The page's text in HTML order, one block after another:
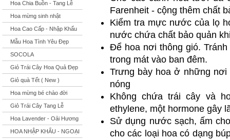
Hoa Chia Buồn - Tang Lễ
Hoa mừng sinh nhật
Hoa Cao Cấp - Nhập Khẩu
Mẫu Hoa Tình Yêu Đẹp
SOCOLA
Giỏ Trái Cây Hoa Quả Đẹp
Giỏ quà Tết ( New )
Hoa mừng bé chào đời
Giỏ Trái Cây Tang Lễ
Hoa Lavender - Oải Hương
HOA NHẬP KHẨU - NGOẠI
Farenheit - cộng thêm chất
Kiểm tra mực nước của lọ
nước chứa chất bảo quản
Để hoa nơi thông gió.
trong mát vào ban đêm.
Trưng bày hoa ở những
nóng
Không chứa trái cây và
ethylene, một hormone gây
Sử dụng nước sạch, ấm
cho các loại hoa có dạng